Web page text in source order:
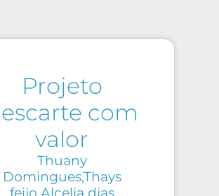
Projeto
com
valor
Thuany
Domingues,Thays